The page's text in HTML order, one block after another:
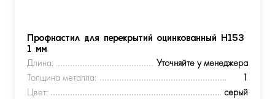
Профнастил для перекрытий оцинкованный Н153
1 мм
Длина:
Уточняйте у менеджера
Толщина металла:
1
Цвет:
серый